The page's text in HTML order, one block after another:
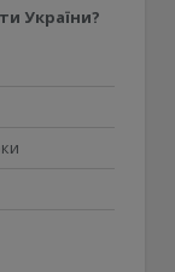
України?